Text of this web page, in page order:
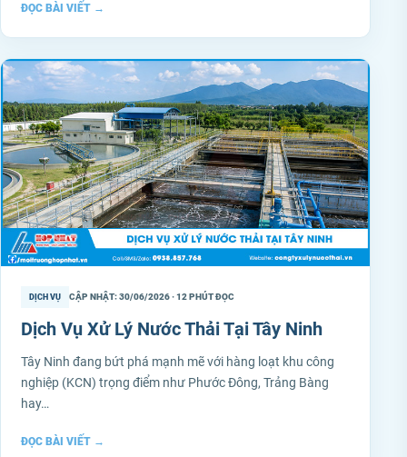
ĐỌC BÀI VIẾT →
DỊCH VỤ CẬP NHẬT: 30/06/2026 · 12 PHÚT ĐỌC
Dịch Vụ Xử Lý Nước Thải Tại Tây Ninh
Tây Ninh đang bứt phá mạnh mẽ với hàng loạt khu công
nghiệp (KCN) trọng điểm như Phước Đông, Trảng Bàng
hay…
ĐỌC BÀI VIẾT →